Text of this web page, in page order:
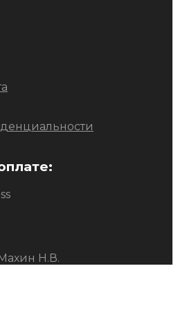
Н.В.